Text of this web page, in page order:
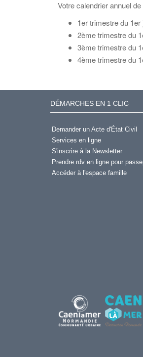
Votre calendrier annuel
1er trimestre du
2ème trimestre du
3ème trimestre du
4ème trimestre du
DÉMARCHES EN 1 CLIC
Demander un Acte d'État Civil
Services en ligne
S'inscrire à la Newsletter
Prendre rdv en ligne pour
Accéder à l'espace famille